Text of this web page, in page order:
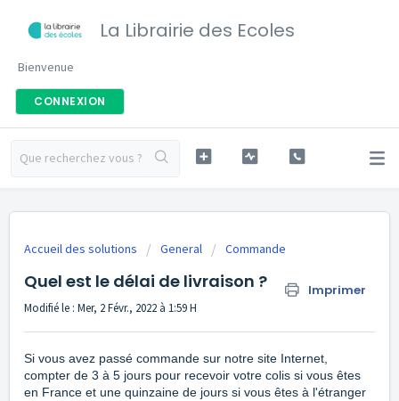
La Librairie des Ecoles
Bienvenue
CONNEXION
Accueil des solutions General Commande
Quel est le délai de livraison ? Imprimer
Modifié le : Mer, 2 Févr., 2022 à 1:59 H
Si vous avez passé commande sur notre site Internet,
compter de 3 à 5 jours pour recevoir votre colis si vous êtes
en France et une quinzaine de jours si vous êtes à l'étranger